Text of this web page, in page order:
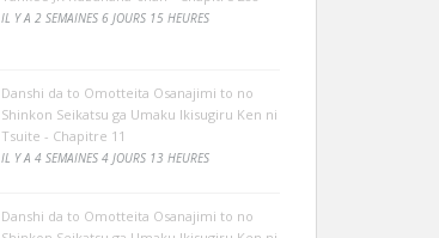
IL Y A 2 SEMAINES 6 JOURS 15 HEURES
Danshi da to Omotteita Osanajimi to no
Shinkon Seikatsu ga Umaku Ikisugiru Ken ni
Tsuite - Chapitre 11
IL Y A 4 SEMAINES 4 JOURS 13 HEURES
Danshi da to Omotteita Osanajimi to no